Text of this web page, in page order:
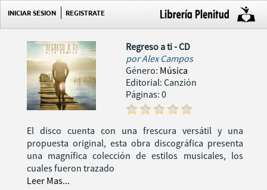
INICIAR SESION REGISTRATE
Regreso a ti - CD
porAlex Campos
Género: Música
Editorial: Canzión
Páginas: 0
El disco cuenta con una frescura versátil y una
propuesta original, esta obra discográfica presenta
una magnífica colección de estilos musicales, los
cuales fueron trazado
Leer Mas...